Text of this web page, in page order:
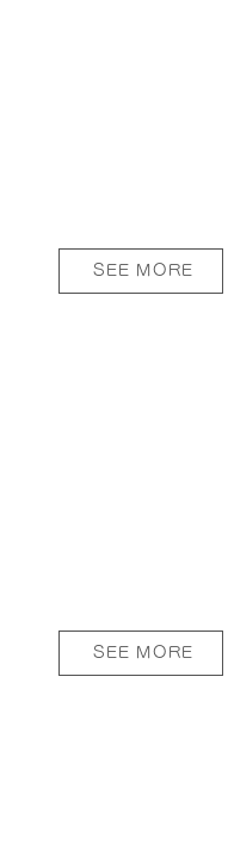
SEE MORE
SEE MORE